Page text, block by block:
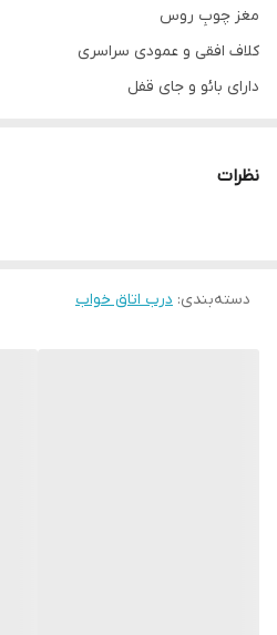
مغز چوبِ روس
کلاف افقی و عمودی سراسری
دارای بائو و جای قفل
ابعاد استاندارد ۷۸ × ۲۰۵
نظرات
دسته‌بندی: درب اتاق خواب